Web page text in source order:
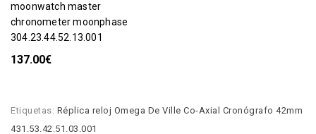
moonwatch master
chronometer moonphase
304.23.44.52.13.001
137.00€
Etiquetas: Réplica reloj Omega De Ville Co-Axial Cronógrafo 42mm
431.53.42.51.03.001